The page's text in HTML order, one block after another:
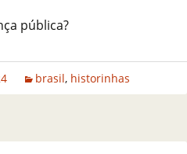
pública?
brasil, historinhas